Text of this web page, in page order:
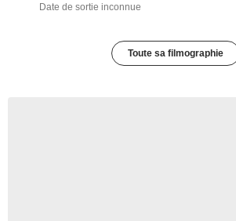
Date de sortie inconnue
Toute sa filmographie